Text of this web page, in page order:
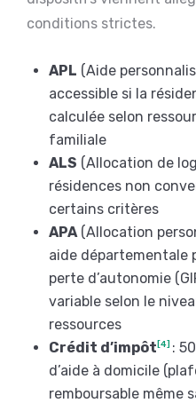
conditions strictes.
APL (Aide
accessible si la
calculée selon
familiale
ALS (Allocation de
résidences non
certains critères
APA(Allocation
aide départementale
perte d’autonomie
variable selon le
ressources
Crédit d’impôt [4] :
d’aide à domicile
remboursable même